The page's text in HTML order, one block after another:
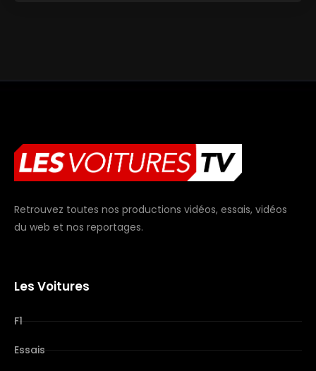
Retrouvez toutes nos productions vidéos, essais, vidéos
du web et nos reportages.
Les Voitures
F1
Essais